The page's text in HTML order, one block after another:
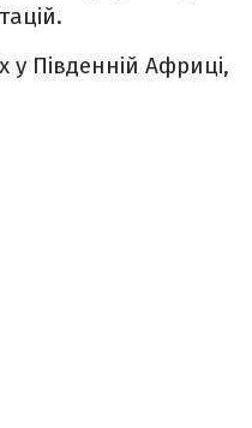
у Південній Африці,